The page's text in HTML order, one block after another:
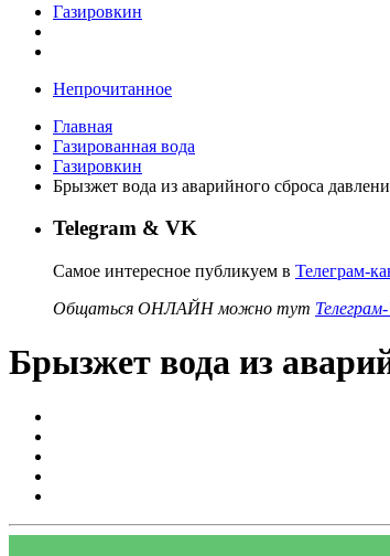
Газировкин
Непрочитанное
Главная
Газированная вода
Газировкин
Брызжет вода из аварийного сброса
Telegram & VK
Самое интересное публикуем в Телеграм-
Общаться ОНЛАЙН можно тут
Брызжет вода из